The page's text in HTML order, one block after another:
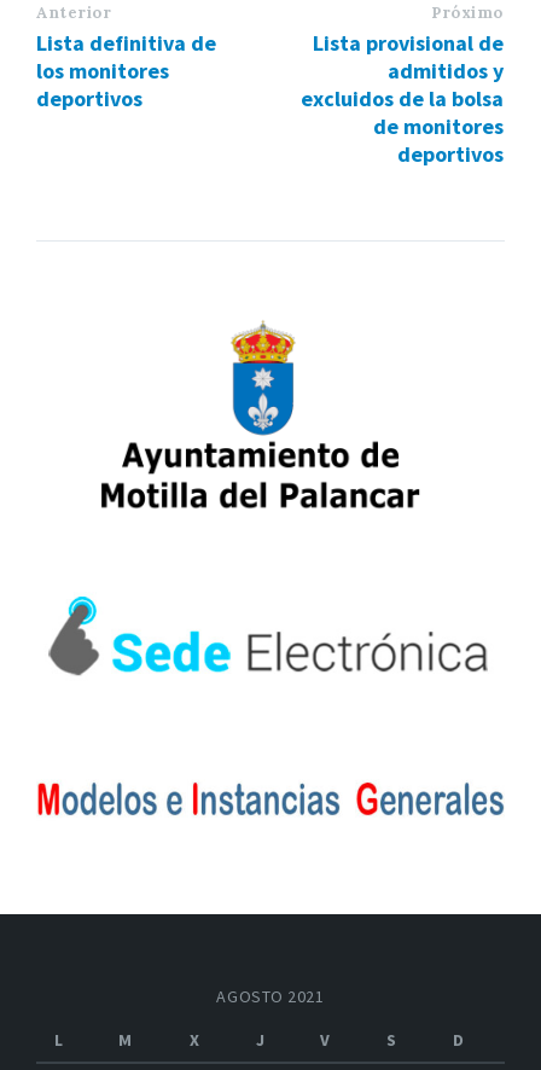
Anterior
Lista definitiva de
los monitores
deportivos
Próximo
Lista provisional de
admitidos y
excluidos de la bolsa
de monitores
deportivos
AGOSTO 2021
L
M X J V S
D